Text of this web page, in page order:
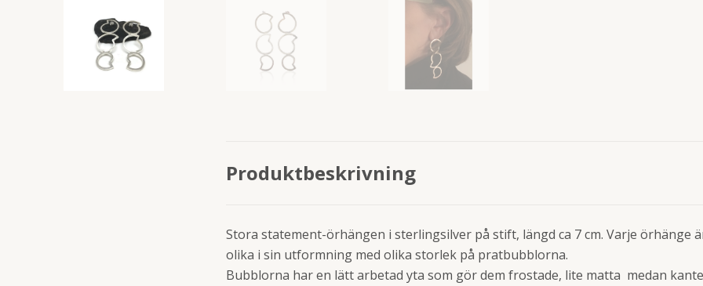
Produktbeskrivning
Stora statement-örhängen i sterlingsilver på stift, längd ca 7 cm. Varje örhänge
olika i sin utformning med olika storlek på pratbubblorna.
Bubblorna har en lätt arbetad yta som gör dem frostade, lite matta medan